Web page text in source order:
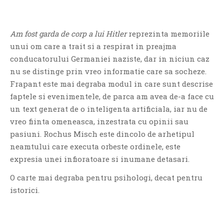
own acrostics and describing
famous movies by using the
very letters of their titles!
RASFOIESTE
PAGINI
Ce fac?
Clasicul „Despre mine…”
Am fost garda de corp a lui Hitlerreprezinta memoriile
unui om care a trait si a respirat in preajma
conducatorului Germaniei naziste, dar in niciun caz
nu se distinge prin vreo informatie care sa socheze.
Frapant este mai degraba modul in care sunt descrise
faptele si evenimentele, de parca am avea de-a face cu
un text generat de o inteligenta artificiala, iar nu de
vreo fiinta omeneasca, inzestrata cu opinii sau
pasiuni. Rochus Misch este dincolo de arhetipul
neamtului care executa orbeste ordinele, este
expresia unei infioratoare si inumane detasari.
O carte mai degraba pentru psihologi, decat pentru
istorici.